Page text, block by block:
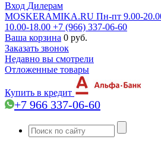
Вход Дилерам
MOSKERAMIKA.RU Пн-пт 9.00-
10.00-18.00 +7 (966) 337-06-60
Ваша корзина 0 руб.
Заказать звонок
Недавно вы смотрели
Отложенные товары
Купить в кредит
+7 966 337-06-60